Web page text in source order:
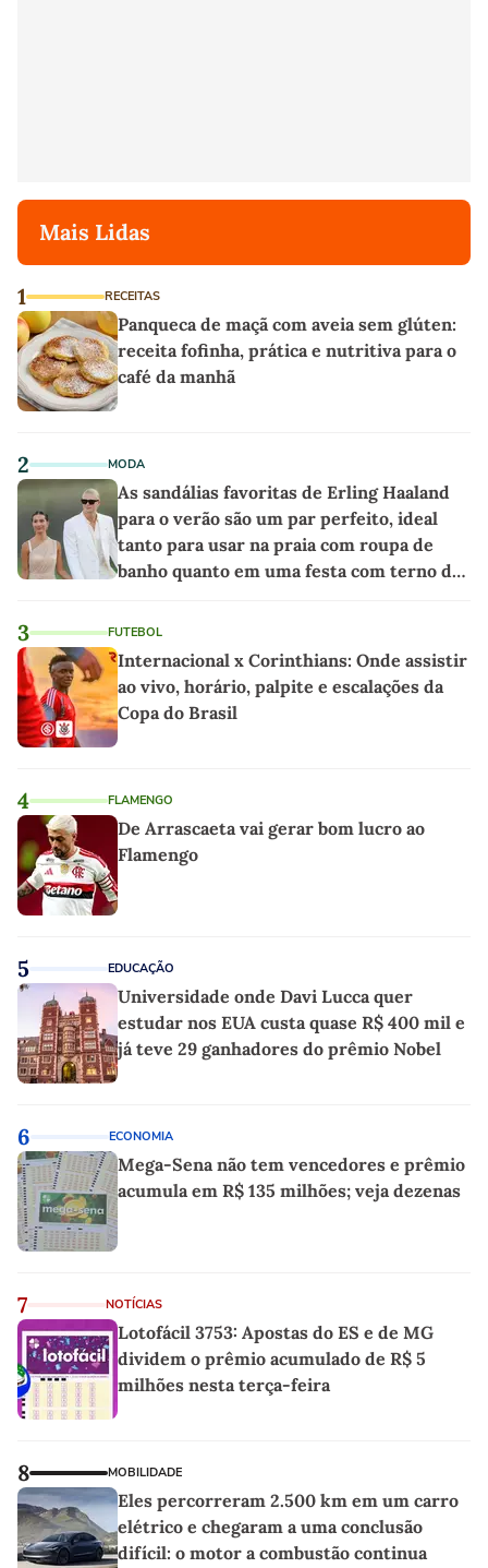
Mais Lidas
1 RECEITAS
Panqueca de maçã com aveia sem glúten:
receita fofinha, prática e nutritiva para o
café da manhã
2 MODA
As sandálias favoritas de Erling Haaland
para o verão são um par perfeito, ideal
tanto para usar na praia com roupa de
banho quanto em uma festa com terno de
3 FUTEBOL
Internacional x Corinthians: Onde assistir
ao vivo, horário, palpite e escalações da
Copa do Brasil
4 FLAMENGO
De Arrascaeta vai gerar bom lucro ao
Flamengo
5 EDUCAÇÃO
Universidade onde Davi Lucca quer
estudar nos EUA custa quase R$ 400 mil e
já teve 29 ganhadores do prêmio Nobel
6 ECONOMIA
Mega-Sena não tem vencedores e prêmio
acumula em R$ 135 milhões; veja dezenas
7 NOTÍCIAS
Lotofácil 3753: Apostas do ES e de MG
dividem o prêmio acumulado de R$ 5
milhões nesta terça-feira
8 MOBILIDADE
Eles percorreram 2.500 km em um carro
elétrico e chegaram a uma conclusão
difícil: o motor a combustão continua